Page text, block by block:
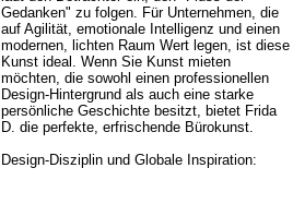
Gedanken" zu folgen. Für Unternehmen, die
auf Agilität, emotionale Intelligenz und einen
modernen, lichten Raum Wert legen, ist diese
Kunst ideal. Wenn Sie Kunst mieten
möchten, die sowohl einen professionellen
Design-Hintergrund als auch eine starke
persönliche Geschichte besitzt, bietet Frida
D. die perfekte, erfrischende Bürokunst.
Design-Disziplin und Globale Inspiration: